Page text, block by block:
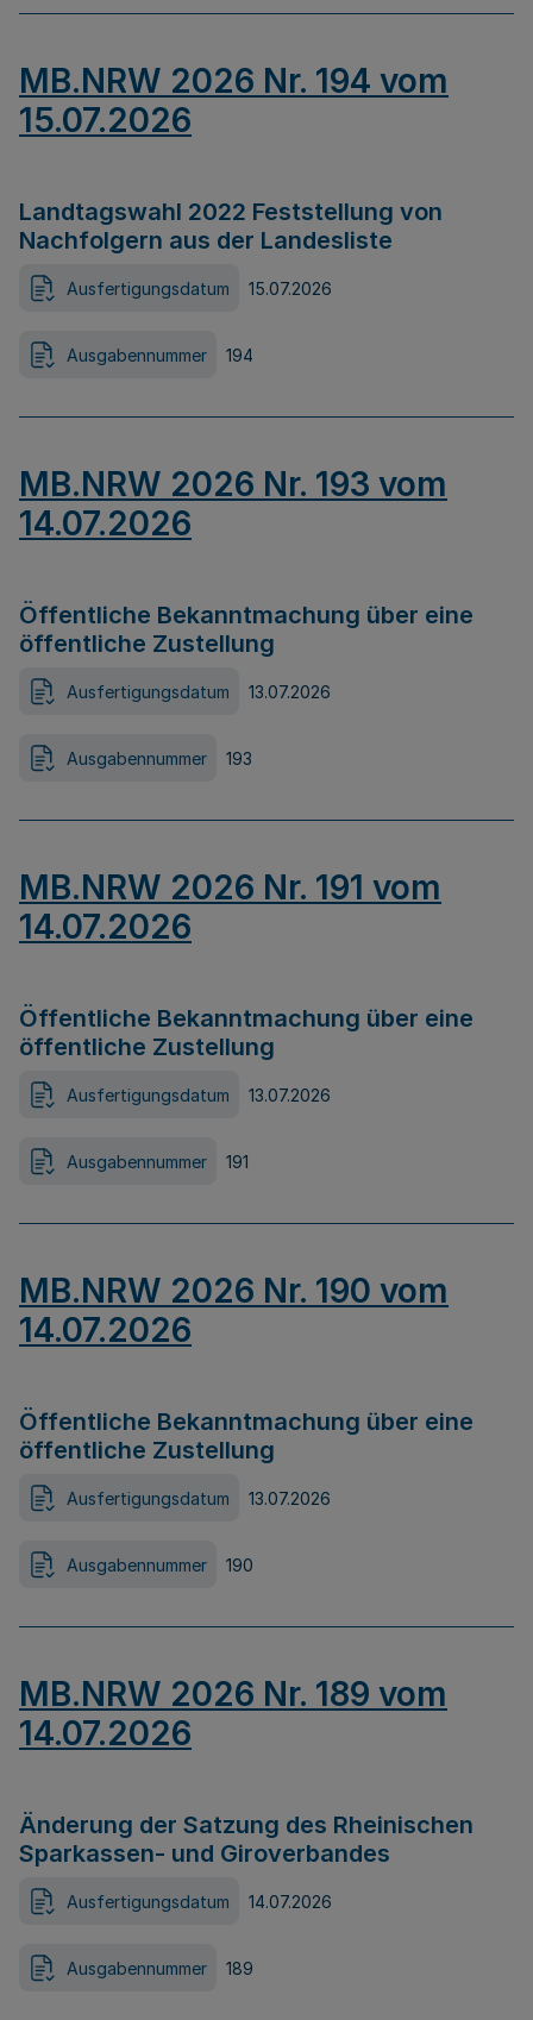
MB.NRW 2026 Nr. 194 vom
15.07.2026
Landtagswahl 2022 Feststellung von
Nachfolgern aus der Landesliste
Ausfertigungsdatum 15.07.2026
Ausgabennummer 194
MB.NRW 2026 Nr. 193 vom
14.07.2026
Öffentliche Bekanntmachung über eine
öffentliche Zustellung
Ausfertigungsdatum 13.07.2026
Ausgabennummer 193
MB.NRW 2026 Nr. 191 vom
14.07.2026
Öffentliche Bekanntmachung über eine
öffentliche Zustellung
Ausfertigungsdatum 13.07.2026
Ausgabennummer 191
MB.NRW 2026 Nr. 190 vom
14.07.2026
Öffentliche Bekanntmachung über eine
öffentliche Zustellung
Ausfertigungsdatum 13.07.2026
Ausgabennummer 190
MB.NRW 2026 Nr. 189 vom
14.07.2026
Änderung der Satzung des Rheinischen
Sparkassen- und Giroverbandes
Ausfertigungsdatum 14.07.2026
Ausgabennummer 189